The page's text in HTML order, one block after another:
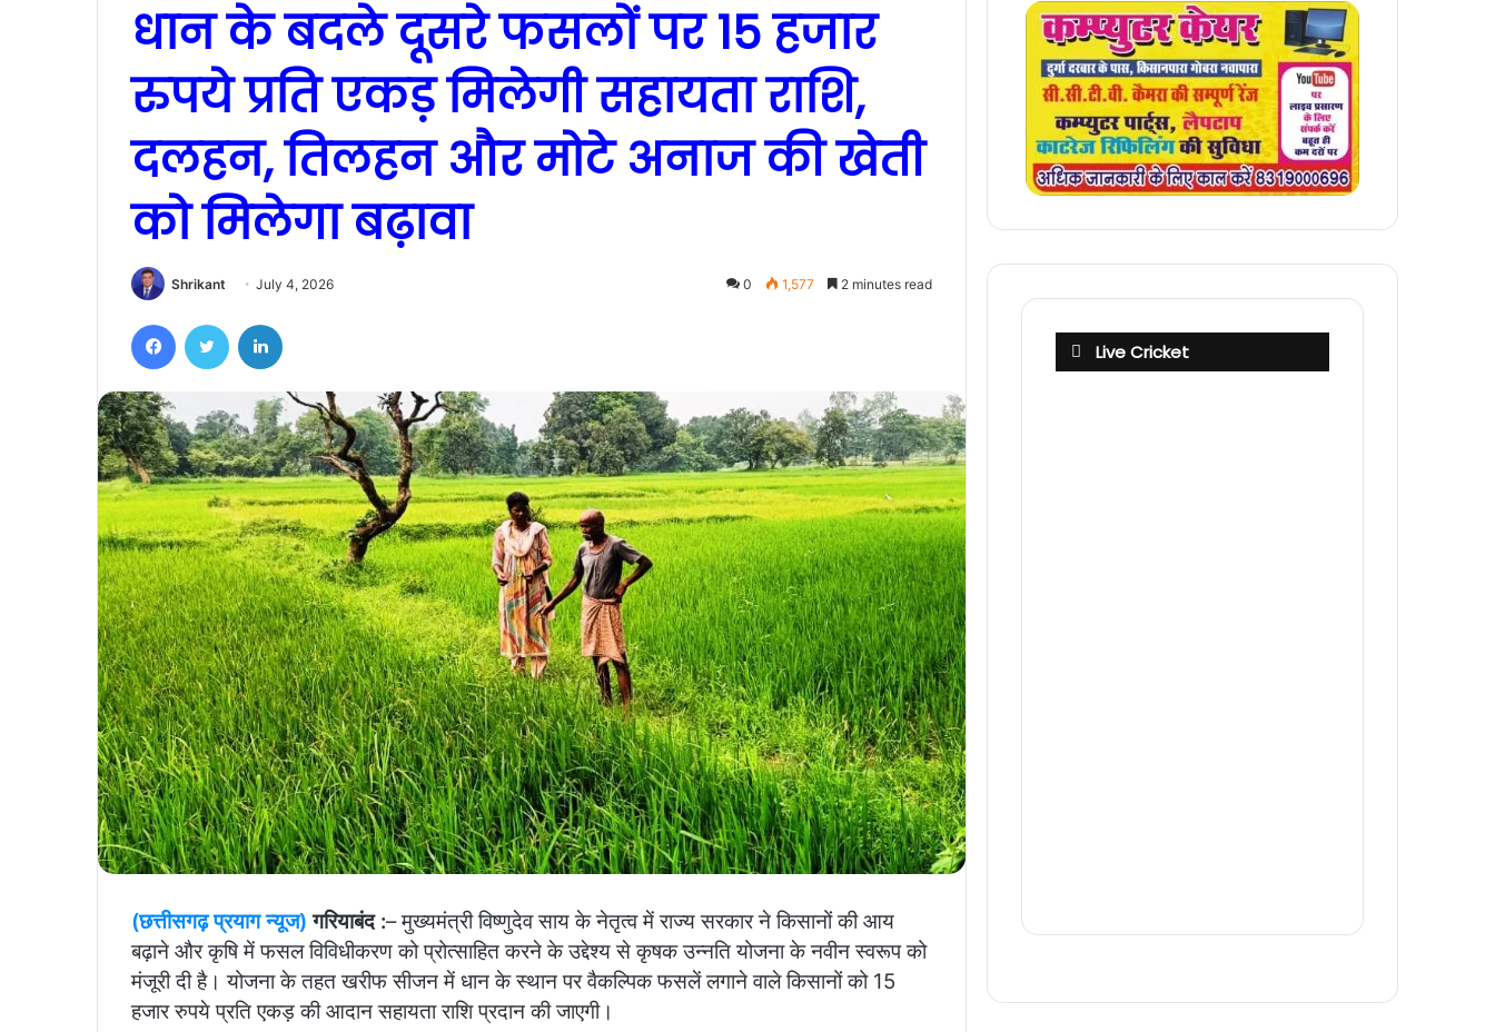
धान के बदले दूसरे फसलों पर 15 हजार
रुपये प्रति एकड़ मिलेगी सहायता राशि,
दलहन, तिलहन और मोटे अनाज की खेती
को मिलेगा बढ़ावा
Shrikant July 4, 2026 0 1,577 2 minutes read
(छत्तीसगढ़ प्रयाग न्यूज) गरियाबंद :–मुख्यमंत्री विष्णुदेव साय के नेतृत्व में राज्य सरकार ने किसानों की आय
बढ़ाने और कृषि में फसल विविधीकरण को प्रोत्साहित करने के उद्देश्य से कृषक उन्नति योजना के नवीन स्वरूप को
मंजूरी दी है। योजना के तहत खरीफ सीजन में धान के स्थान पर वैकल्पिक फसलें लगाने वाले किसानों को 15
हजार रुपये प्रति एकड़ की आदान सहायता राशि प्रदान की जाएगी।
Live Cricket